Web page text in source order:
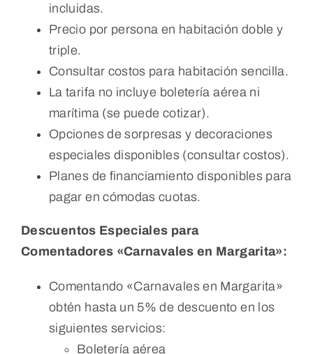
incluidas.
Precio por persona en habitación doble y
triple.
Consultar costos para habitación sencilla.
La tarifa no incluye boletería aérea ni
marítima (se puede cotizar).
Opciones de sorpresas y decoraciones
especiales disponibles (consultar costos).
Planes de financiamiento disponibles para
pagar en cómodas cuotas.
Descuentos Especiales para
Comentadores «Carnavales en Margarita»:
Comentando «Carnavales en Margarita»
obtén hasta un 5% de descuento en los
siguientes servicios:
Boletería aérea